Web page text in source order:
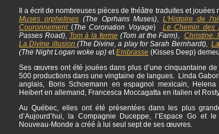
Il a écrit de nombreuses pièces de théâtre traduites et jouées
Muses orphelines(The Oprhans Muses) ,L'Histoire de
Couronnement (The Coronation Voyage) Le Chemin des
Passes Road), Tom à la ferme (Tom at the Farm) Christine,
La Divine illusion (The Divine, a play for Sarah Bernhardt),
(The Night Logan woke up) et Embrasse (Kisses Deep)
Ses œuvres ont été jouées dans plus d’une cinquantaine
500 productions dans une vingtaine de langues. Linda
anglais, Boris Schoemann en espagnol mexicain,
Heibert en allemand, Francesca Moccagatta en italien et
Au Québec, elles ont été présentées dans les plus
d’Aujourd’hui, la Compagnie Duceppe, l’Espace Go et
Nouveau-Monde a créé à lui seul sept de ses œuvres.